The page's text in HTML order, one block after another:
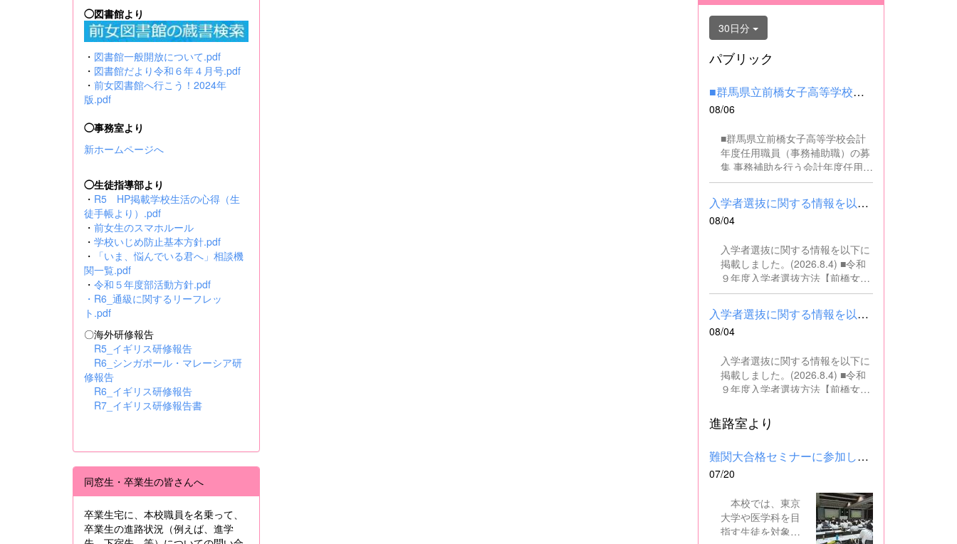
◯図書館より
・ 図書館一般開放について.pdf
・ 図書館だより令和６年４月号.pdf
・ 前女図書館へ行こう！2024年
版.pdf
◯事務室より
新ホームページへ
◯生徒指導部より
・ R5 HP掲載学校生活の心得（生
徒手帳より）.pdf
・ 前女生のスマホルール
・ 学校いじめ防止基本方針.pdf
・
「いま、悩んでいる君へ」相談機
関一覧.pdf
・ 令和５年度部活動方針.pdf
・ R6_通級に関するリーフレッ
ト.pdf
〇海外研修報告
R5_イギリス研修報告
R6_シンガポール・マレーシア研
修報告
R6_イギリス研修報告
R7_イギリス研修報告書
同窓生・卒業生の皆さんへ
卒業生宅に、本校職員を名乗って、
卒業生の進路状況（例えば、進学
30日分
パブリック
■群馬県立前橋女子高等学校会計年度任用職員（事務補助職）の募集...
08/06
■群馬県立前橋女子高等学校会計
年度任用職員（事務補助職）の募
集 事務補助を行う会計年度任用職
員を募集します。 ■職務内容 事務
補助職に従事していただきます。
SSH（スーパーサイエンスハイス
クール）事業にかかるパソコンで
整理事務、電話対応、書類の整
理、その他事務補助業務全般 ■募
集人数 １名 ■募集対象 以下の条
件を満たしている方 基本的なパソ
コン操作（Word、Excelなど）が
できる方 なお、以下に該当する方
は、応募できませんので御了承く
条に該当する者（以下のいずれか
に該当する人） ・禁錮以上の刑に
処せられ、その執行を終わるまで
までの者 ・群馬県職員として懲戒
から2年を経過しない者 ・人事委
員会又は公平委員会の委員の職に
あって、地方公務員法第60条から
第63条までに規定する罪を犯し、
刑に処せられた者 ・日本国憲法又
はその下に成立した政府を暴力で
破壊することを主張する政党その
入学者選抜に関する情報を以下に掲載しました。(2026.8.4) ■令和...
08/04
入学者選抜に関する情報を以下に
掲載しました。(2026.8.4) ■令和
９年度入学者選抜方法【前橋女子
高校】pdf はこちら ■群馬県教育
委員会webサイト 高校入試に関
するページはこちら
入学者選抜に関する情報を以下に掲載しました。(2026.8.4) ■令和...
08/04
入学者選抜に関する情報を以下に
掲載しました。(2026.8.4) ■令和
９年度入学者選抜方法【前橋女子
委員会webサイト 高校入試に関
するページはこちら
進路室より
難関大合格セミナーに参加しました
07/20
本校では、東京
大学や医学科を目
指す生徒を対象